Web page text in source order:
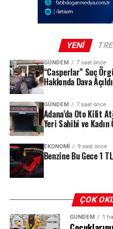
2 Yılda 8 Operasyon,
Dönüş
Geçen iki yıla tam 8
anma ve veda töreni
sanatçının ailesi, yakın
YENI
GÜNDEM 7 saat önce
“Casperlar” Suç
Hakkında Dava Açıldı
GÜNDEM 7 saat önce
Adana’da Oto Kilit
Yeri Sahibi ve Kadın
EKONOMI 9 saat önce
Benzine Bu Gece 1
ÇOK
GÜNDEM 1